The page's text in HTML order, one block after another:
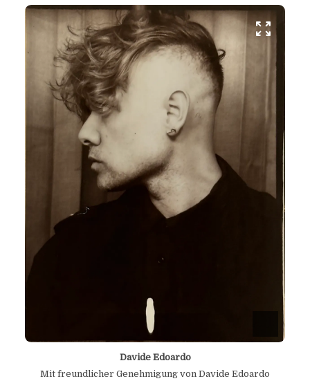
Davide Edoardo
Mit freundlicher Genehmigung von Davide Edoardo